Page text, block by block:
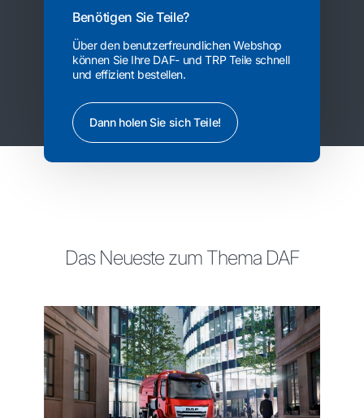
Benötigen Sie Teile?
Über den benutzerfreundlichen Webshop
können Sie Ihre DAF- und TRP Teile schnell
und effizient bestellen.
Dann holen Sie sich Teile!
Das Neueste zum Thema DAF